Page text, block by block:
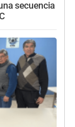
secuencia